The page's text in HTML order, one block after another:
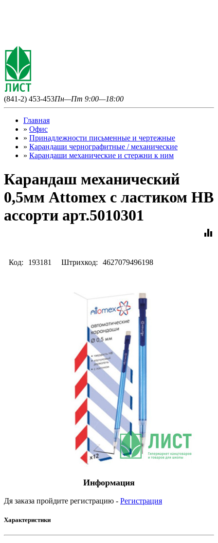
(841-2) 453-453Пн—Пт 9:00—18:00
Главная
» Офис
» Принадлежности письменные и чертежные
» Карандаши чернографитные / механические
» Карандаши механические и стержни к ним
Карандаш механический
0,5мм Attomex с ластиком HB
ассорти арт.5010301
equalizer
Код: 193181 Штрихкод: 4627079496198
Информация
Дя заказа пройдите регистрацию - Регистрация
Характеристики